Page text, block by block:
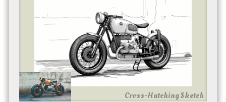
Cross-Hatching Sketch